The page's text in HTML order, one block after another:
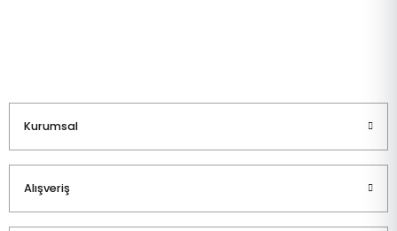
Kurumsal
Alışveriş